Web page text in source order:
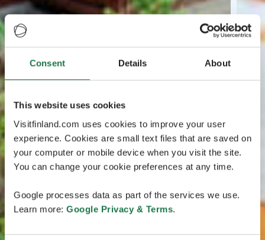
Consent Details About
This website uses cookies
Visitfinland.com uses cookies to improve your user
experience. Cookies are small text files that are saved on
your computer or mobile device when you visit the site.
You can change your cookie preferences at any time.
Google processes data as part of the services we use.
Learn more: Google Privacy & Terms.